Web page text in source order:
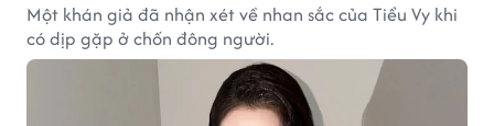
Một khán giả đã nhận xét về nhan sắc của Tiểu Vy khi
có dịp gặp ở chốn đông người.